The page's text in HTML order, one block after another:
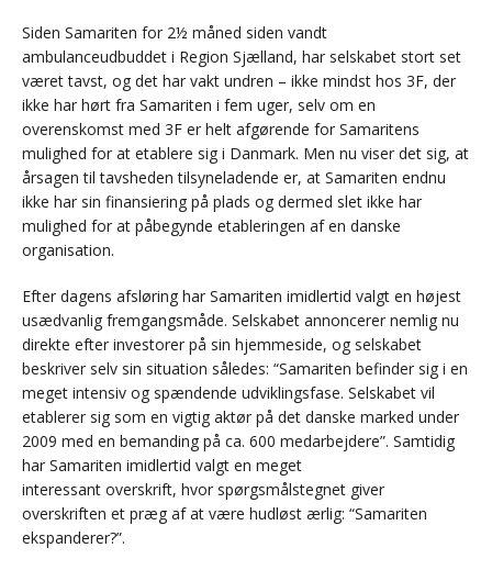
Siden Samariten for 2½ måned siden vandt
ambulanceudbuddet i Region Sjælland, har selskabet stort set
været tavst, og det har vakt undren – ikke mindst hos 3F, der
ikke har hørt fra Samariten i fem uger, selv om en
overenskomst med 3F er helt afgørende for Samaritens
mulighed for at etablere sig i Danmark. Men nu viser det sig, at
årsagen til tavsheden tilsyneladende er, at Samariten endnu
ikke har sin finansiering på plads og dermed slet ikke har
mulighed for at påbegynde etableringen af en danske
organisation.
Efter dagens afsløring har Samariten imidlertid valgt en højest
usædvanlig fremgangsmåde. Selskabet annoncerer nemlig nu
direkte efter investorer på sin hjemmeside, og selskabet
beskriver selv sin situation således: “Samariten befinder sig i en
meget intensiv og spændende udviklingsfase. Selskabet vil
etablerer sig som en vigtig aktør på det danske marked under
2009 med en bemanding på ca. 600 medarbejdere”. Samtidig
har Samariten imidlertid valgt en meget
interessant overskrift, hvor spørgsmålstegnet giver
overskriften et præg af at være hudløst ærlig: “Samariten
ekspanderer?”.